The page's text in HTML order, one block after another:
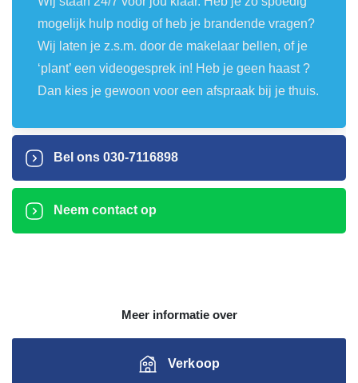
mogelijk hulp nodig of heb je brandende vragen?
Wij laten je z.s.m. door de makelaar bellen, of je
‘plant’ een videogesprek in! Heb je geen haast ?
Dan kies je gewoon voor een afspraak bij je thuis.
Bel ons 030-7116898
Neem contact op
Meer informatie over
Verkoop